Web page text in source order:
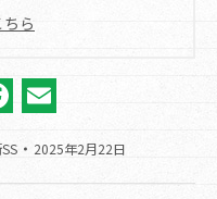
ら
Facebook
2025年2月22日